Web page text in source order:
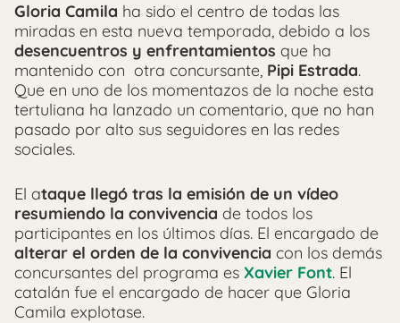
Gloria Camila ha sido el centro de todas las
miradas en esta nueva temporada, debido a los
desencuentros y enfrentamientos que ha
mantenido con otra concursante, Pipi Estrada.
Que en uno de los momentazos de la noche esta
tertuliana ha lanzado un comentario, que no han
pasado por alto sus seguidores en las redes
sociales.
El ataque llegó tras la emisión de un vídeo
resumiendo la convivencia de todos los
participantes en los últimos días. El encargado de
alterar el orden de la convivencia con los demás
concursantes del programa es Xavier Font. El
catalán fue el encargado de hacer que Gloria
Camila explotase.